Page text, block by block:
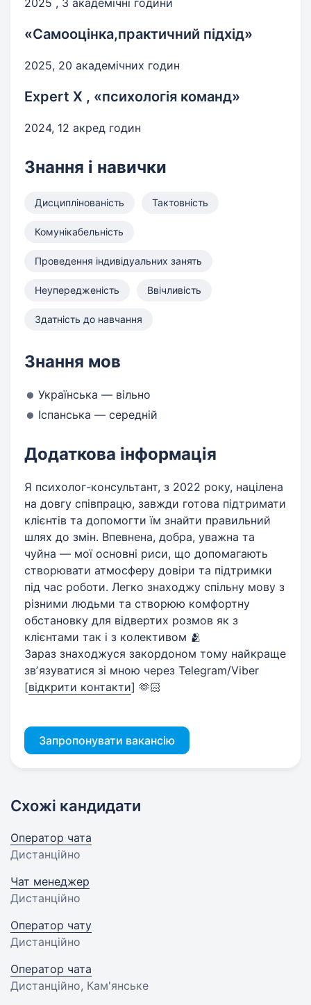
2025 , 3 академічні години
«Самооцінка,практичний підхід»
2025, 20 академічних годин
Expert X , «психологія команд»
2024, 12 акред годин
Знання і навички
Дисциплінованість Тактовність
Комунікабельність
Проведення індивідуальних занять
Неупередженість Ввічливість
Здатність до навчання
Знання мов
Українська — вільно
Іспанська — середній
Додаткова інформація
Я психолог-консультант, з 2022 року, націлена
на довгу співпрацю, завжди готова підтримати
клієнтів та допомогти їм знайти правильний
шлях до змін. Впевнена, добра, уважна та
чуйна — мої основні риси, що допомагають
створювати атмосферу довіри та підтримки
під час роботи. Легко знаходжу спільну мову з
різними людьми та створюю комфортну
обстановку для відвертих розмов як з
клієнтами так і з колективом 🫂
Зараз знаходжуся закордоном тому найкраще
звʼязуватися зі мною через Telegram/Viber
[відкрити контакти] 🫶🏻
Запропонувати вакансію
Схожі кандидати
Оператор чата
Дистанційно
Чат менеджер
Дистанційно
Оператор чату
Дистанційно
Оператор чата
Дистанційно, Кам'янське